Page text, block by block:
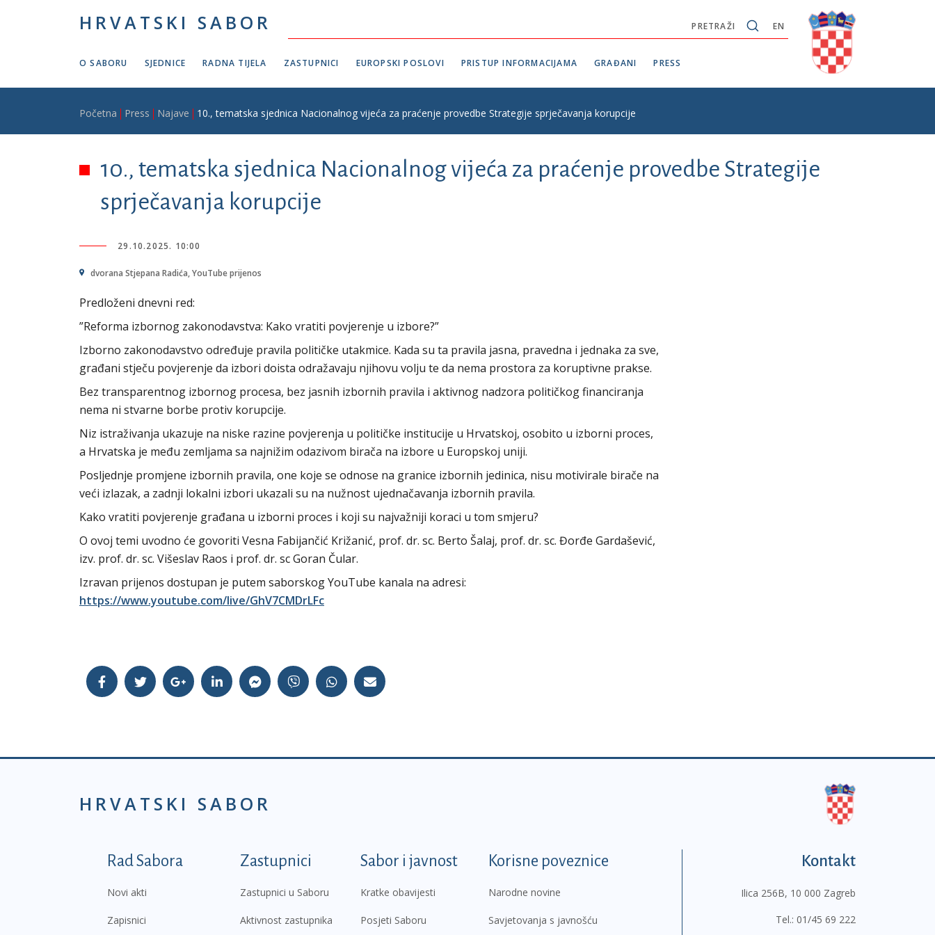
HRVATSKI SABOR EN
PRETRAŽI
O SABORU SJEDNICE RADNA TIJELA ZASTUPNICI EUROPSKI POSLOVI PRISTUP INFORMACIJAMA GRAĐANI PRESS
Breadcrumb
Početna Press Najave 10., tematska sjednica Nacionalnog vijeća za praćenje provedbe Strategije sprječavanja korupcije
10., tematska sjednica Nacionalnog vijeća za praćenje provedbe Strategije
sprječavanja korupcije
29.10.2025. 10:00
dvorana Stjepana Radića, YouTube prijenos
Predloženi dnevni red:
”Reforma izbornog zakonodavstva: Kako vratiti povjerenje u izbore?”
Izborno zakonodavstvo određuje pravila političke utakmice. Kada su ta pravila jasna, pravedna i jednaka za sve,
građani stječu povjerenje da izbori doista odražavaju njihovu volju te da nema prostora za koruptivne prakse.
Bez transparentnog izbornog procesa, bez jasnih izbornih pravila i aktivnog nadzora političkog financiranja
nema ni stvarne borbe protiv korupcije.
Niz istraživanja ukazuje na niske razine povjerenja u političke institucije u Hrvatskoj, osobito u izborni proces,
a Hrvatska je među zemljama sa najnižim odazivom birača na izbore u Europskoj uniji.
Posljednje promjene izbornih pravila, one koje se odnose na granice izbornih jedinica, nisu motivirale birače na
veći izlazak, a zadnji lokalni izbori ukazali su na nužnost ujednačavanja izbornih pravila.
Kako vratiti povjerenje građana u izborni proces i koji su najvažniji koraci u tom smjeru?
O ovoj temi uvodno će govoriti Vesna Fabijančić Križanić, prof. dr. sc. Berto Šalaj, prof. dr. sc. Đorđe Gardašević,
izv. prof. dr. sc. Višeslav Raos i prof. dr. sc Goran Čular.
Izravan prijenos dostupan je putem saborskog YouTube kanala na adresi:
https://www.youtube.com/live/GhV7CMDrLFc
HRVATSKI SABOR
Podnožje prvi izbornik
Rad Sabora
Novi akti
Zapisnici
Zastupnici
Zastupnici u Saboru
Aktivnost zastupnika
Sabor i javnost
Kratke obavijesti
Posjeti Saboru
Korisne poveznice
Narodne novine
Savjetovanja s javnošću
Kontakt
Ilica 256B, 10 000 Zagreb
Tel.: 01/45 69 222